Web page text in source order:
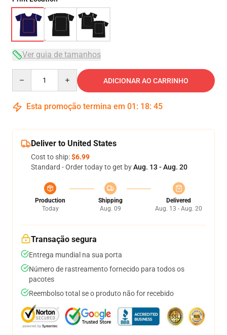
Ver guia de tamanhos
ADICIONAR AO CARRINHO
Esta promoção termina em 01 : 18: 45
Deliver to United States
Cost to ship:$6.99
Standard - Order today to get byAug. 13 - Aug. 20
Production
Today
Shipping
Aug. 09
Delivered
Aug. 13 - Aug. 20
Transação segura
Entrega mundial na sua porta
Número de rastreamento fornecido para todos os
pacotes
Reembolso total se o produto não for recebido